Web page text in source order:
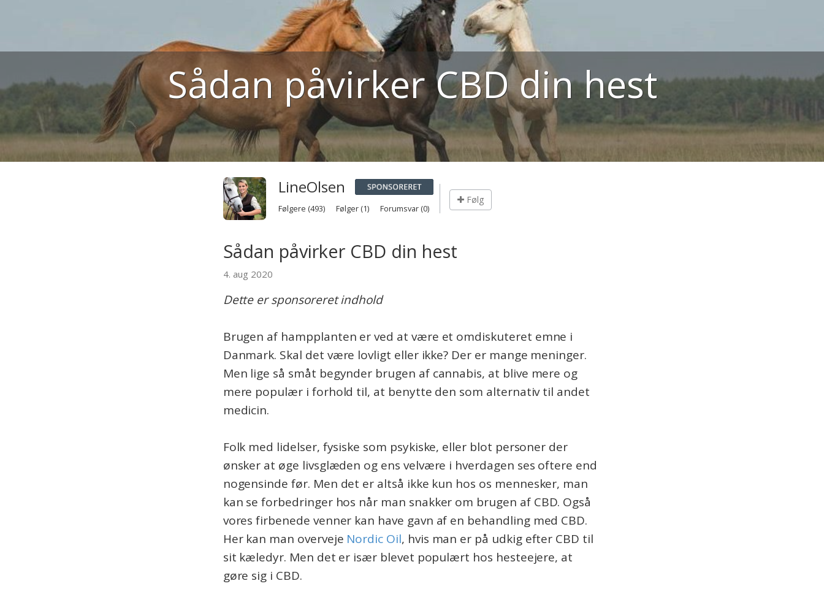
Sådan påvirker CBD din hest
LineOlsen
Følgere (493) Følger (1) Forumsvar (0)
Følg
Sådan påvirker CBD din hest
4. aug 2020
Dette er sponsoreret indhold
Brugen af hampplanten er ved at være et omdiskuteret emne i
Danmark. Skal det være lovligt eller ikke? Der er mange meninger.
Men lige så småt begynder brugen af cannabis, at blive mere og
mere populær i forhold til, at benytte den som alternativ til andet
medicin.
Folk med lidelser, fysiske som psykiske, eller blot personer der
ønsker at øge livsglæden og ens velvære i hverdagen ses oftere end
nogensinde før. Men det er altså ikke kun hos os mennesker, man
kan se forbedringer hos når man snakker om brugen af CBD. Også
vores firbenede venner kan have gavn af en behandling med CBD.
Her kan man overveje Nordic Oil, hvis man er på udkig efter CBD til
sit kæledyr. Men det er især blevet populært hos hesteejere, at
gøre sig i CBD.